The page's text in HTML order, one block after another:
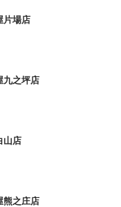
片場店
九之坪店
山店
熊之庄店